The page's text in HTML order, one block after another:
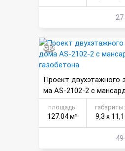
27
Проект двухэтажного
ма AS-2102-2 с
она
площадь:
127.04 м²
габариты:
9,3 х 11,1
49